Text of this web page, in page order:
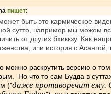
пишет:
быть это кармическое
сутте, например мы можем
от других бхиккху. Как
или история с
можно раскрутить версию о
Но что то сам Будда в
("даже противоречит ему.